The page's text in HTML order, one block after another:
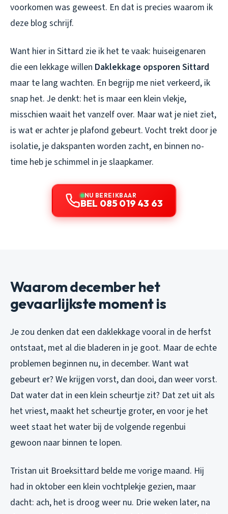
voorkomen was geweest. En dat is precies waarom ik
deze blog schrijf.
Want hier in Sittard zie ik het te vaak: huiseigenaren
die een lekkage willen Daklekkage opsporen Sittard
maar te lang wachten. En begrijp me niet verkeerd, ik
snap het. Je denkt: het is maar een klein vlekje,
misschien waait het vanzelf over. Maar wat je niet ziet,
is wat er achter je plafond gebeurt. Vocht trekt door je
isolatie, je dakspanten worden zacht, en binnen no-
time heb je schimmel in je slaapkamer.
NU BEREIKBAAR
BEL 085 019 43 63
Waarom december het
gevaarlijkste moment is
Je zou denken dat een daklekkage vooral in de herfst
ontstaat, met al die bladeren in je goot. Maar de echte
problemen beginnen nu, in december. Want wat
gebeurt er? We krijgen vorst, dan dooi, dan weer vorst.
Dat water dat in een klein scheurtje zit? Dat zet uit als
het vriest, maakt het scheurtje groter, en voor je het
weet staat het water bij de volgende regenbui
gewoon naar binnen te lopen.
Tristan uit Broeksittard belde me vorige maand. Hij
had in oktober een klein vochtplekje gezien, maar
dacht: ach, het is droog weer nu. Drie weken later, na